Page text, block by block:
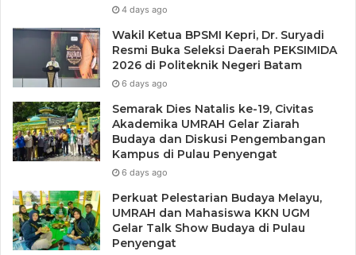
4 days ago
Wakil Ketua BPSMI Kepri, Dr. Suryadi
Resmi Buka Seleksi Daerah PEKSIMIDA
2026 di Politeknik Negeri Batam
6 days ago
Semarak Dies Natalis ke-19, Civitas
Akademika UMRAH Gelar Ziarah
Budaya dan Diskusi Pengembangan
Kampus di Pulau Penyengat
6 days ago
Perkuat Pelestarian Budaya Melayu,
UMRAH dan Mahasiswa KKN UGM
Gelar Talk Show Budaya di Pulau
Penyengat